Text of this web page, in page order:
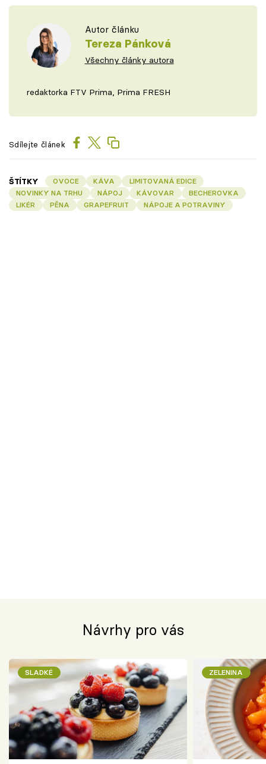
Autor článku
Tereza Pánková
Všechny články autora
redaktorka FTV Prima, Prima FRESH
Sdílejte článek
ŠTÍTKY OVOCE KÁVA
LIMITOVANÁ EDICE
NOVINKY NA TRHU
NÁPOJ KÁVOVAR
BECHEROVKA
LIKÉR
PĚNA GRAPEFRUIT NÁPOJE A POTRAVINY
Návrhy pro vás
SLADKÉ ZELENINA